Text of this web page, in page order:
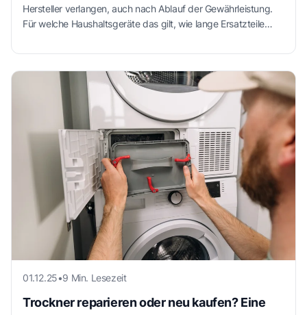
Hersteller verlangen, auch nach Ablauf der Gewährleistung.
Für welche Haushaltsgeräte das gilt, wie lange Ersatzteile
wo die Regelung weniger weit reicht als die Schlagzeilen
vermuten lassen.
01.12.25•9 Min. Lesezeit
Trockner reparieren oder neu kaufen? Eine